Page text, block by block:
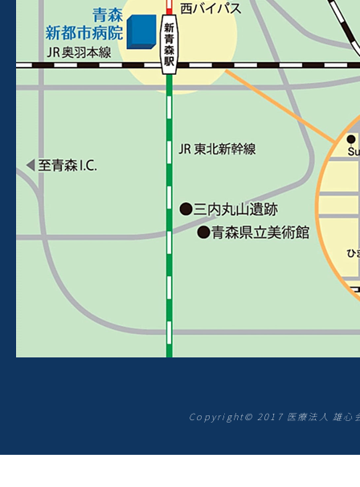
Copyright© 2017 医療法人 雄心